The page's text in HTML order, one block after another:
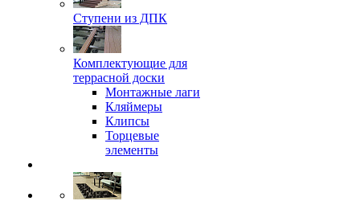
Ступени из ДПК
Комплектующие для
террасной доски
Монтажные лаги
Кляймеры
Клипсы
Торцевые
элементы